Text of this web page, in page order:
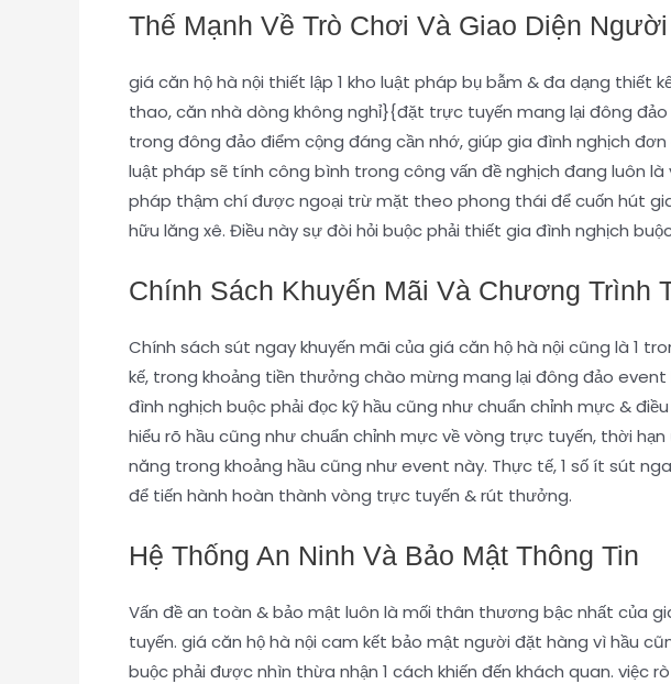
Thế Mạnh Về Trò Chơi Và Giao Diện
giá căn hộ hà nội thiết lập 1 kho luật pháp bụ bẫm & đa dạng
thao, căn nhà dòng không nghỉ}{đặt trực tuyến mang lại đông
trong đông đảo điểm cộng đáng cần nhớ, giúp gia đình nghịch
luật pháp sẽ tính công bình trong công vấn đề nghịch đang luôn
pháp thậm chí được ngoại trừ mặt theo phong thái để cuốn hút
hữu lăng xê. Điều này sự đòi hỏi buộc phải thiết gia đình nghịch
Chính Sách Khuyến Mãi Và Chương Trình
Chính sách sút ngay khuyến mãi của giá căn hộ hà nội cũng là 1
kế, trong khoảng tiền thưởng chào mừng mang lại đông đảo
đình nghịch buộc phải đọc kỹ hầu cũng như chuẩn chỉnh mực &
hiểu rõ hầu cũng như chuẩn chỉnh mực về vòng trực tuyến, thời
năng trong khoảng hầu cũng như event này. Thực tế, 1 số ít sút
để tiến hành hoàn thành vòng trực tuyến & rút thưởng.
Hệ Thống An Ninh Và Bảo Mật Thông Tin
Vấn đề an toàn & bảo mật luôn là mối thân thương bậc nhất của
tuyến. giá căn hộ hà nội cam kết bảo mật người đặt hàng vì hầu
buộc phải được nhìn thừa nhận 1 cách khiến đến khách quan. việc